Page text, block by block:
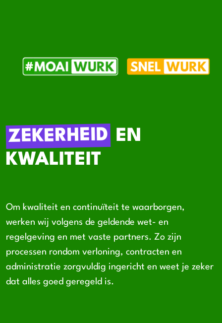
ZEKERHEIDEN
KWALITEIT
Om kwaliteit en continuïteit te waarborgen,
werken wij volgens de geldende wet- en
regelgeving en met vaste partners. Zo zijn
processen rondom verloning, contracten en
administratie zorgvuldig ingericht en weet je zeker
dat alles goed geregeld is.